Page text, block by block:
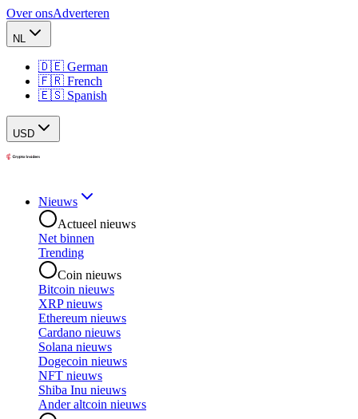
Over onsAdverteren
NL
🇩🇪 German
🇫🇷 French
🇪🇸 Spanish
USD
Nieuws
Actueel nieuws
Net binnen
Trending
Coin nieuws
Bitcoin nieuws
XRP nieuws
Ethereum nieuws
Cardano nieuws
Solana nieuws
Dogecoin nieuws
NFT nieuws
Shiba Inu nieuws
Ander altcoin nieuws